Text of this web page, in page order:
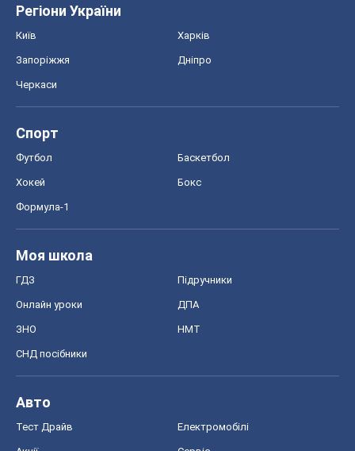
Регіони України
Київ Харків
Запоріжжя Дніпро
Черкаси
Спорт
Футбол Баскетбол
Хокей Бокс
Формула-1
Моя школа
ГДЗ Підручники
Онлайн уроки ДПА
ЗНО НМТ
СНД посібники
Авто
Тест Драйв Електромобілі